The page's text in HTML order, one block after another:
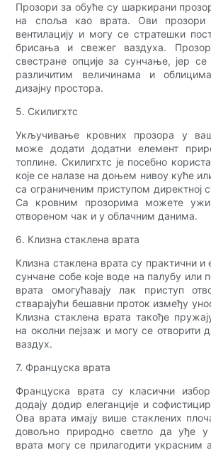
Прозори за обуће су шаркирани
на споља као врата. Ови прозори
вентилацију и могу се стратешки
брисања и свежег ваздуха.
свестране опције за сунчање, јер се
различитим величинама и
дизајну простора.
5. Скилигхтс
Укључивање кровних прозора у
може додати додатни елемент
топлине. Скилигхтс је посебно
које се налазе на доњем нивоу куће
са ограниченим приступом директној
Са кровним прозорима можете
отвореном чак и у облачним данима.
6. Клизна стаклена врата
Клизна стаклена врата су практични и
сунчане собе које воде на палубу или
врата омогућавају лак приступ
стварајући бешавни проток између
Клизна стаклена врата такође
на околни пејзаж и могу се отворити
ваздух.
7. Француска врата
Француска врата су класични
додају додир елеганције и
Ова врата имају више стаклених
довољно природно светло да уђе
врата могу се прилагодити украсним